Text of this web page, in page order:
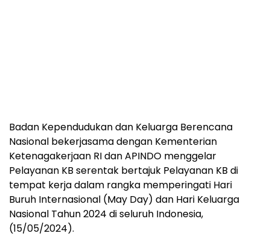
Badan Kependudukan dan Keluarga Berencana
Nasional bekerjasama dengan Kementerian
Ketenagakerjaan RI dan APINDO menggelar
Pelayanan KB serentak bertajuk Pelayanan KB di
tempat kerja dalam rangka memperingati Hari
Buruh Internasional (May Day) dan Hari Keluarga
Nasional Tahun 2024 di seluruh Indonesia,
(15/05/2024).